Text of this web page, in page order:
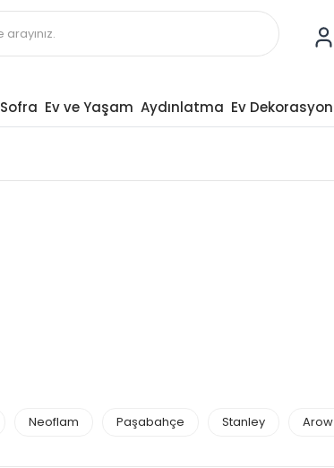
Sofra Ev ve Yaşam Aydınlatma Ev Dekorasyon
Neoflam Paşabahçe Stanley Arow